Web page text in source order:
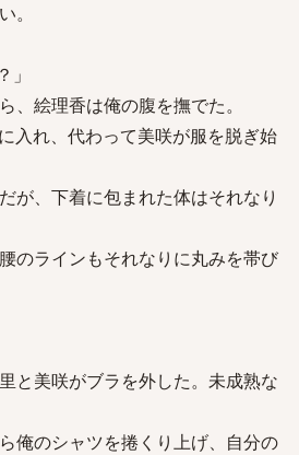
。
」
、絵理香は俺の腹を撫でた。
入れ、代わって美咲が服を脱ぎ始
が、下着に包まれた体はそれなり
のラインもそれなりに丸みを帯び
と美咲がブラを外した。未成熟な
俺のシャツを捲くり上げ、自分の